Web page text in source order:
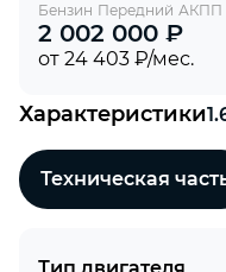
Бензин Передний АКПП
2 002 000 ₽
от 24 403 ₽/мес.
Характеристики
Техническая